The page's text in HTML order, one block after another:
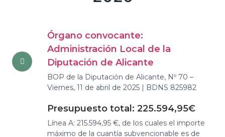
Órgano convocante:
Administración Local de la
Diputación de Alicante
BOP de la Diputación de Alicante, Nº 70 –
Viernes, 11 de abril de 2025 | BDNS 825982
Presupuesto total: 225.594,95€
Línea A: 215.594,95 €, de los cuales el importe
máximo de la cuantía subvencionable es de